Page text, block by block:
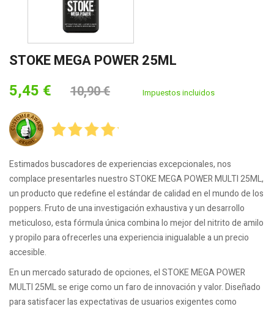
STOKE MEGA POWER 25ML
5,45 € 10,90 € Impuestos incluidos
Estimados buscadores de experiencias excepcionales, nos
complace presentarles nuestro STOKE MEGA POWER MULTI 25ML,
un producto que redefine el estándar de calidad en el mundo de los
poppers. Fruto de una investigación exhaustiva y un desarrollo
meticuloso, esta fórmula única combina lo mejor del nitrito de amilo
y propilo para ofrecerles una experiencia inigualable a un precio
accesible.
En un mercado saturado de opciones, el STOKE MEGA POWER
MULTI 25ML se erige como un faro de innovación y valor. Diseñado
para satisfacer las expectativas de usuarios exigentes como